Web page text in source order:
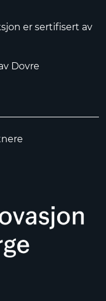
er sertifisert av
Dovre